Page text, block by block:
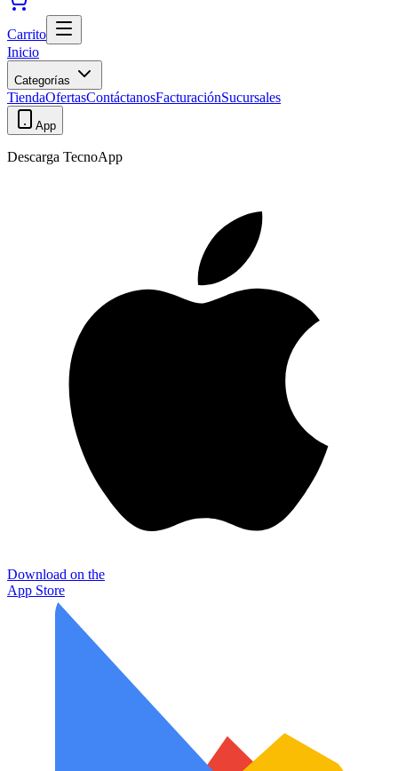
Carrito
Inicio
Categorías
TiendaOfertasContáctanosFacturaciónSucursales
App
Descarga TecnoApp
Download on the
App Store